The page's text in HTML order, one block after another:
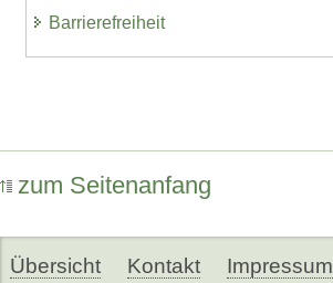
Barrierefreiheit
zum Seitenanfang
Übersicht Kontakt Impressum